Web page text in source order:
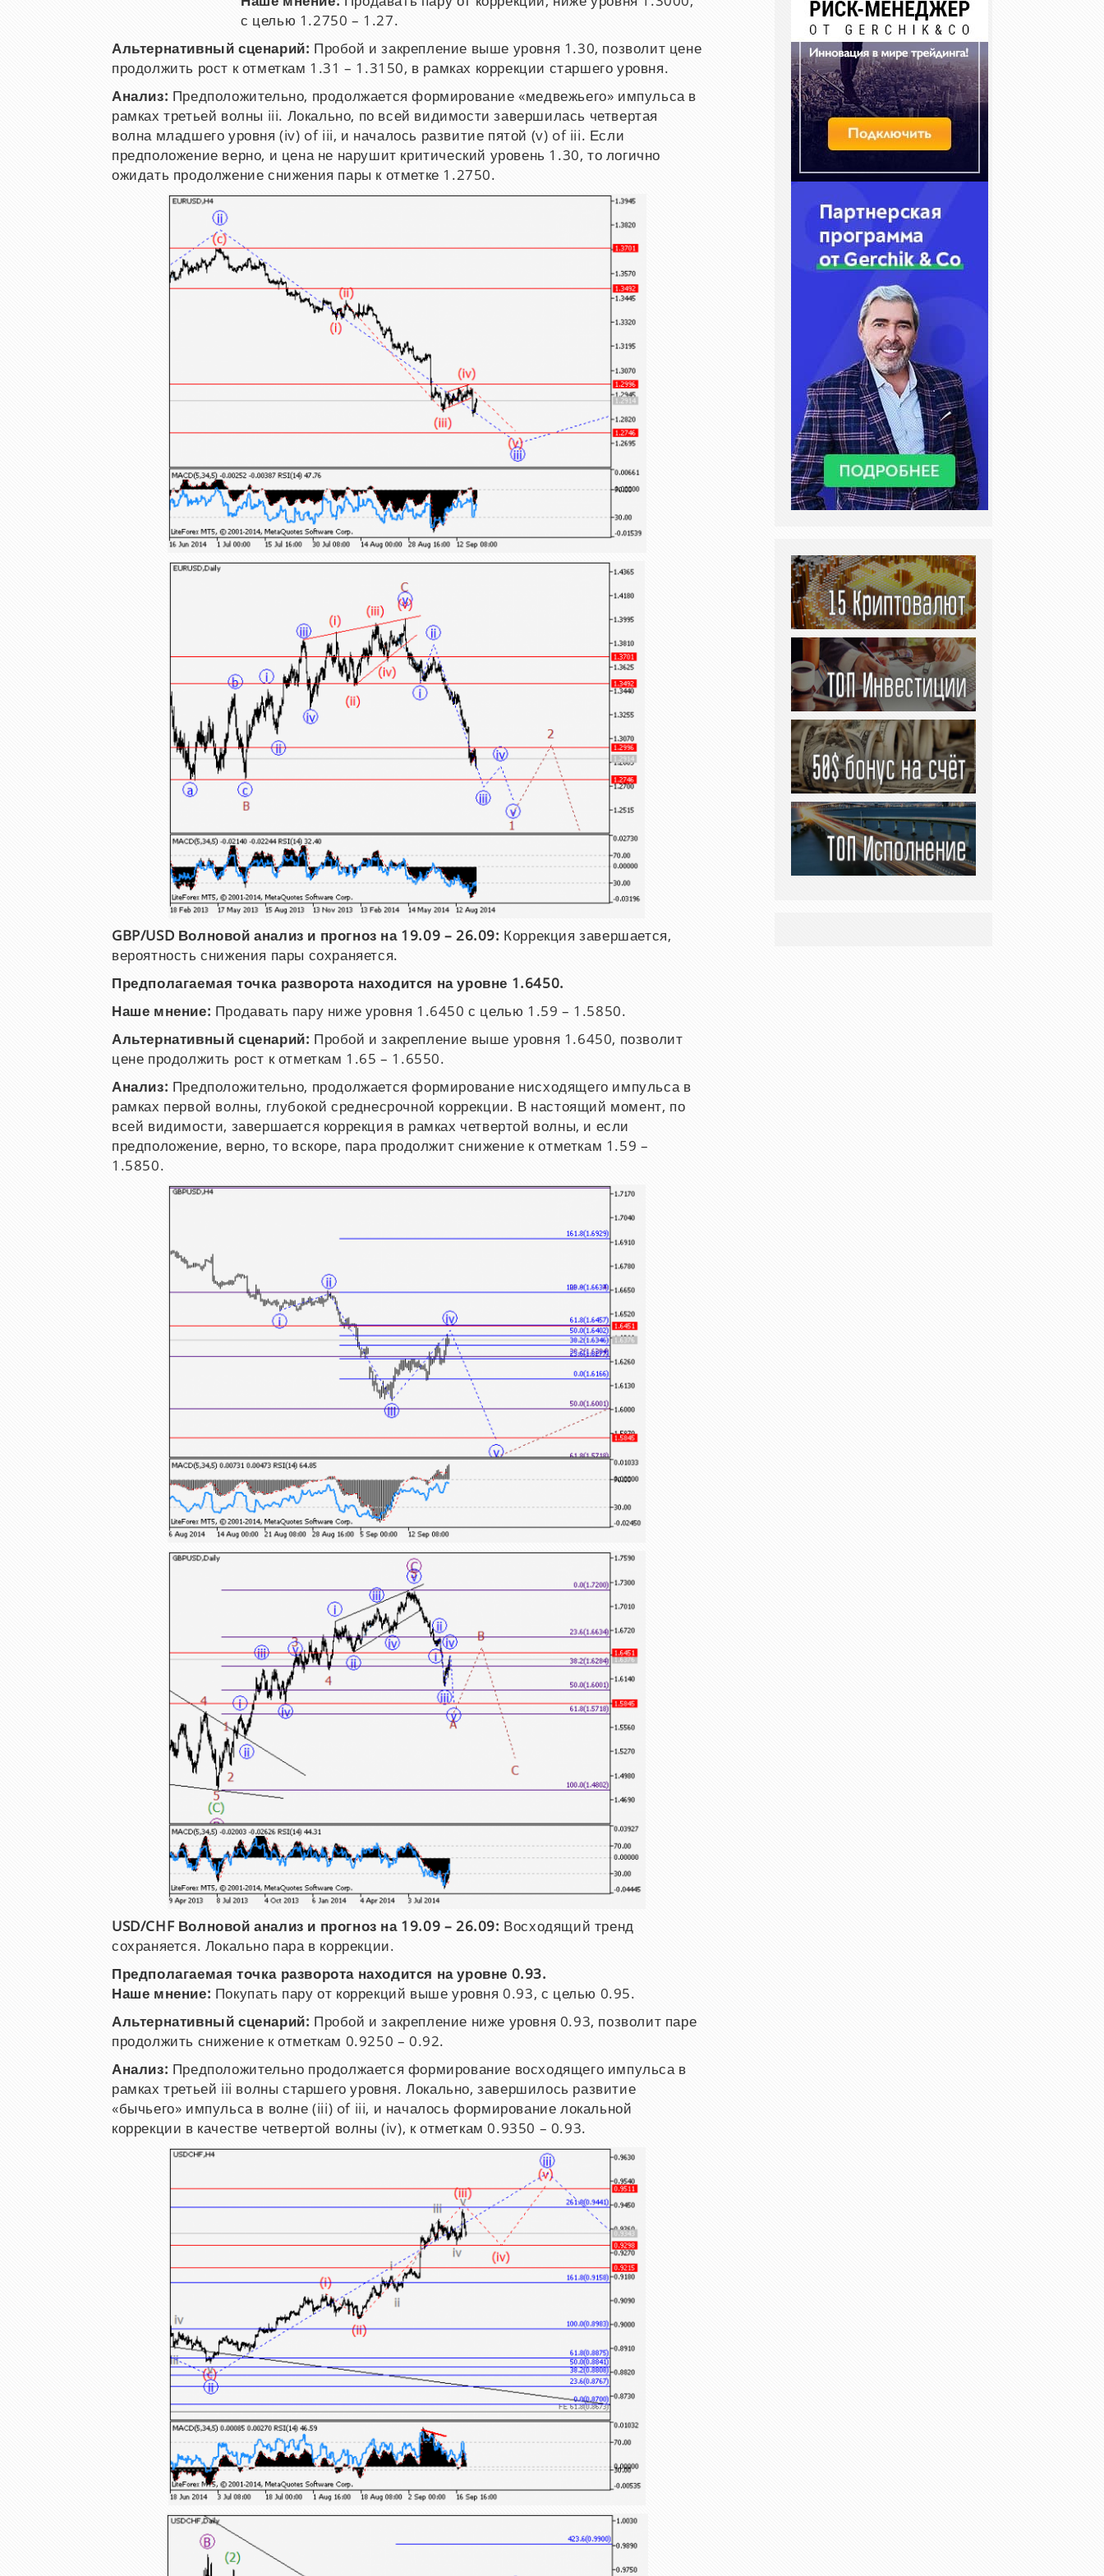
с целью 1.2750 – 1.27.
Альтернативный сценарий: Пробой и закрепление выше уровня 1.30, позволит цене
продолжить рост к отметкам 1.31 – 1.3150, в рамках коррекции старшего уровня.
Анализ: Предположительно, продолжается формирование «медвежьего» импульса в
рамках третьей волны iii. Локально, по всей видимости завершилась четвертая
волна младшего уровня (iv) of iii, и началось развитие пятой (v) of iii. Если
предположение верно, и цена не нарушит критический уровень 1.30, то логично
ожидать продолжение снижения пары к отметке 1.2750.
GBP/USD Волновой анализ и прогноз на 19.09 – 26.09: Коррекция завершается,
вероятность снижения пары сохраняется.
Предполагаемая точка разворота находится на уровне 1.6450.
Наше мнение: Продавать пару ниже уровня 1.6450 с целью 1.59 – 1.5850.
Альтернативный сценарий: Пробой и закрепление выше уровня 1.6450, позволит
цене продолжить рост к отметкам 1.65 – 1.6550.
Анализ: Предположительно, продолжается формирование нисходящего импульса в
рамках первой волны, глубокой среднесрочной коррекции. В настоящий момент, по
всей видимости, завершается коррекция в рамках четвертой волны, и если
предположение, верно, то вскоре, пара продолжит снижение к отметкам 1.59 –
1.5850.
USD/CHF Волновой анализ и прогноз на 19.09 – 26.09: Восходящий тренд
сохраняется. Локально пара в коррекции.
Предполагаемая точка разворота находится на уровне 0.93.
Наше мнение: Покупать пару от коррекций выше уровня 0.93, с целью 0.95.
Альтернативный сценарий: Пробой и закрепление ниже уровня 0.93, позволит паре
продолжить снижение к отметкам 0.9250 – 0.92.
Анализ: Предположительно продолжается формирование восходящего импульса в
рамках третьей iii волны старшего уровня. Локально, завершилось развитие
«бычьего» импульса в волне (iii) of iii, и началось формирование локальной
коррекции в качестве четвертой волны (iv), к отметкам 0.9350 – 0.93.